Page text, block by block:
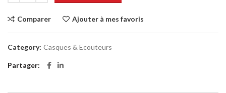
Comparer Ajouter à mes favoris
Category: Casques & Ecouteurs
Partager